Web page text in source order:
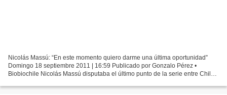
Nicolás Massú: “En este momento quiero darme una última oportunidad”
Domingo 18 septiembre 2011 | 16:59 Publicado por Gonzalo Pérez •
Biobiochile Nicolás Massú disputaba el último punto de la serie entre Chile